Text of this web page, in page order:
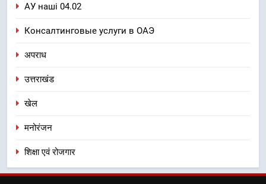
АУ наші 04.02
Консалтинговые услуги в ОАЭ
अपराध
उत्तराखंड
खेल
मनोरंजन
शिक्षा एवं रोजगार